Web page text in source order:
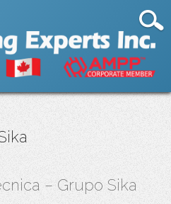
– Grupo Sika